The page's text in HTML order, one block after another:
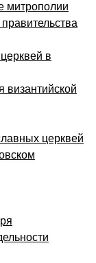
митрополии
в
византийской
церквей